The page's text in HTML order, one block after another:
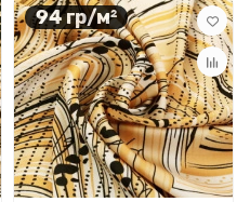
94 гр/м²